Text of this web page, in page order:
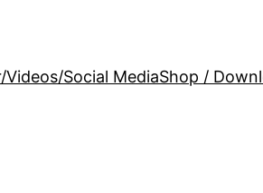
Videos/Social MediaShop /